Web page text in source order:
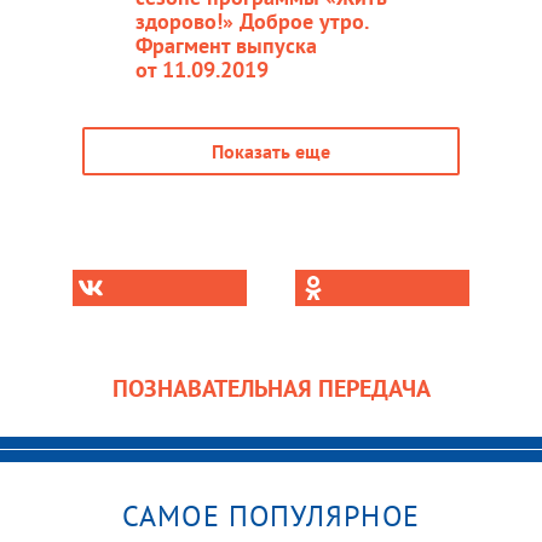
здорово!» Доброе утро.
Фрагмент выпуска
от 11.09.2019
Показать еще
ПОЗНАВАТЕЛЬНАЯ ПЕРЕДАЧА
САМОЕ ПОПУЛЯРНОЕ